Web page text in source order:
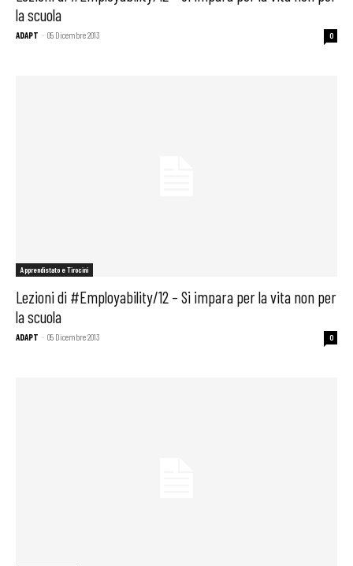
la scuola
ADAPT - 05 Dicembre 2013 0
Apprendistato e Tirocini
Lezioni di #Employability/12 – Si impara per la vita non per
la scuola
ADAPT - 05 Dicembre 2013 0